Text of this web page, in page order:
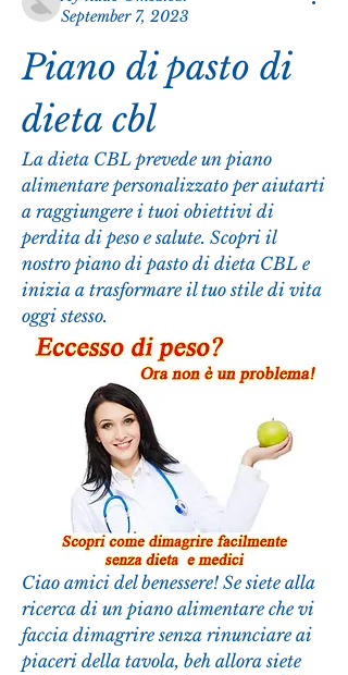
September 7, 2023
Piano di pasto di
dieta cbl
La dieta CBL prevede un piano
alimentare personalizzato per aiutarti
a raggiungere i tuoi obiettivi di
perdita di peso e salute. Scopri il
nostro piano di pasto di dieta CBL e
inizia a trasformare il tuo stile di vita
oggi stesso.
Ciao amici del benessere! Se siete alla
ricerca di un piano alimentare che vi
faccia dimagrire senza rinunciare ai
piaceri della tavola, beh allora siete